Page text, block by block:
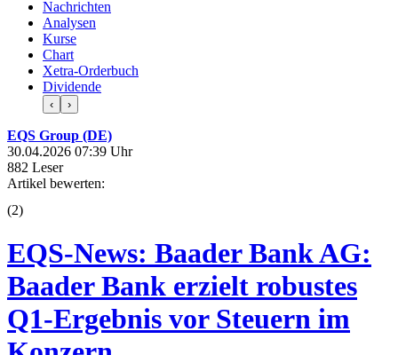
Nachrichten
Analysen
Kurse
Chart
Xetra-Orderbuch
Dividende
‹ ›
EQS Group (DE)
30.04.2026 07:39 Uhr
882 Leser
Artikel bewerten:
(2)
EQS-News: Baader Bank AG:
Baader Bank erzielt robustes
Q1-Ergebnis vor Steuern im